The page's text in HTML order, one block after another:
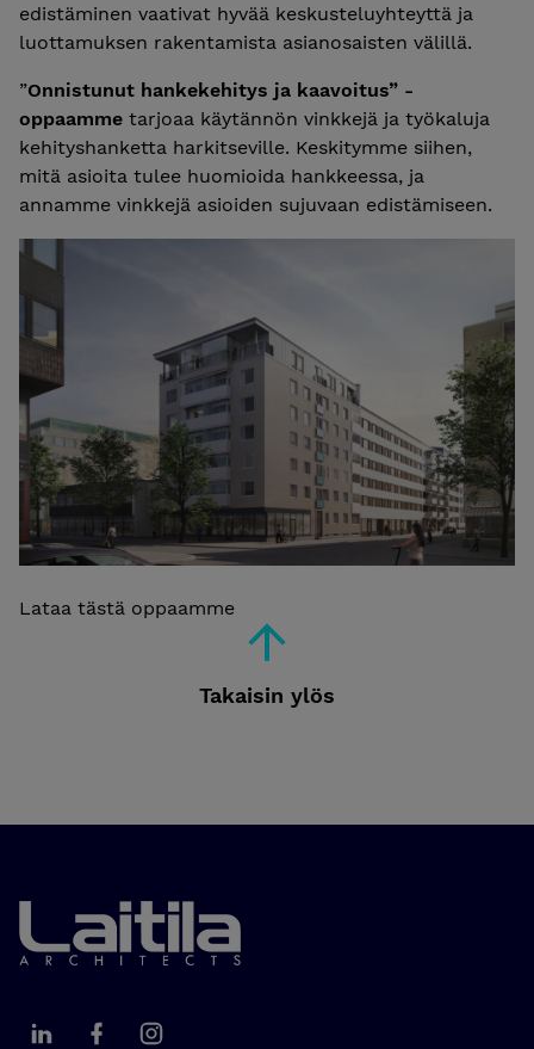
edistäminen vaativat hyvää keskusteluyhteyttä ja
luottamuksen rakentamista asianosaisten välillä.
”Onnistunut hankekehitys ja kaavoitus” -
oppaamme tarjoaa käytännön vinkkejä ja työkaluja
kehityshanketta harkitseville. Keskitymme siihen,
mitä asioita tulee huomioida hankkeessa, ja
annamme vinkkejä asioiden sujuvaan edistämiseen.
Lataa tästä oppaamme
Takaisin ylös
Laitila Arkkitehdit
Laitila Arkkitehdit LinkedIn
Laitila Arkkitehdit Facebook
Laitila Arkkitehdit Instagram